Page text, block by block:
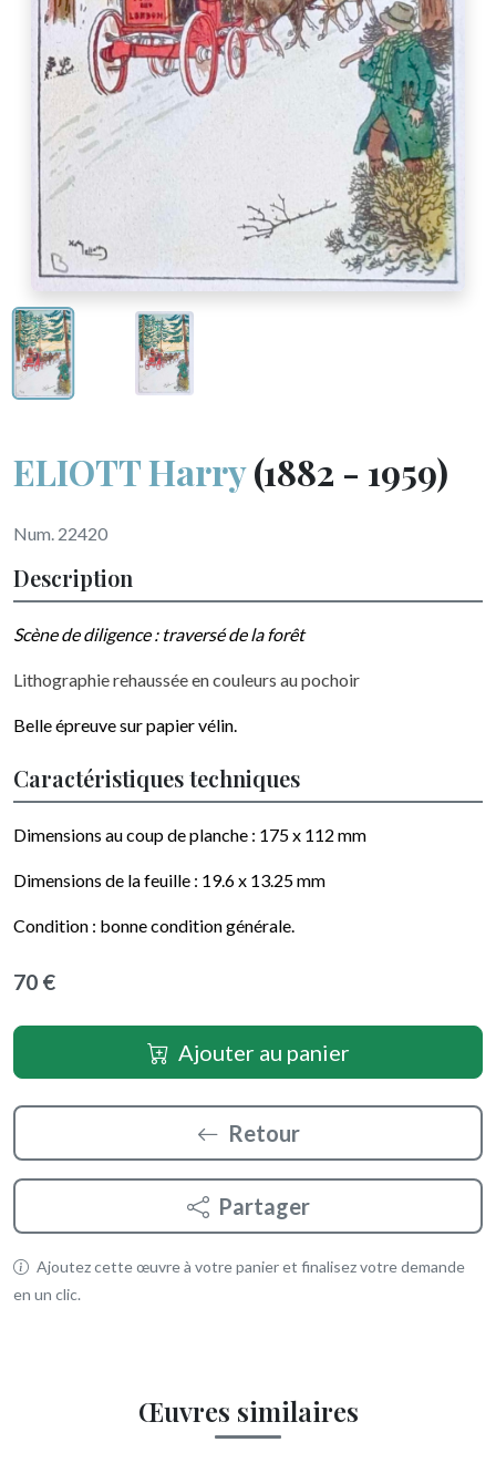
ELIOTT Harry(1882 - 1959)
Num. 22420
Description
Scène de diligence : traversé de la forêt
Lithographie rehaussée en couleurs au pochoir
Belle épreuve sur papier vélin.
Caractéristiques techniques
Dimensions au coup de planche : 175 x 112 mm
Dimensions de la feuille : 19.6 x 13.25mm
Condition : bonne condition générale.
70 €
Ajouter au panier
Retour
Partager
Ajoutez cette œuvre à votre panier et finalisez votre demande
en un clic.
Œuvres similaires